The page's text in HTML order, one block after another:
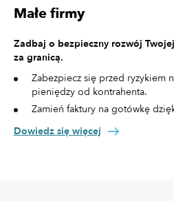
Małe firmy
Zadbaj o bezpieczny rozwój
za granicą.
Zabezpiecz się przed ryzykiem
pieniędzy od kontrahenta.
Zamień faktury na gotówkę
Dowiedz się więcej